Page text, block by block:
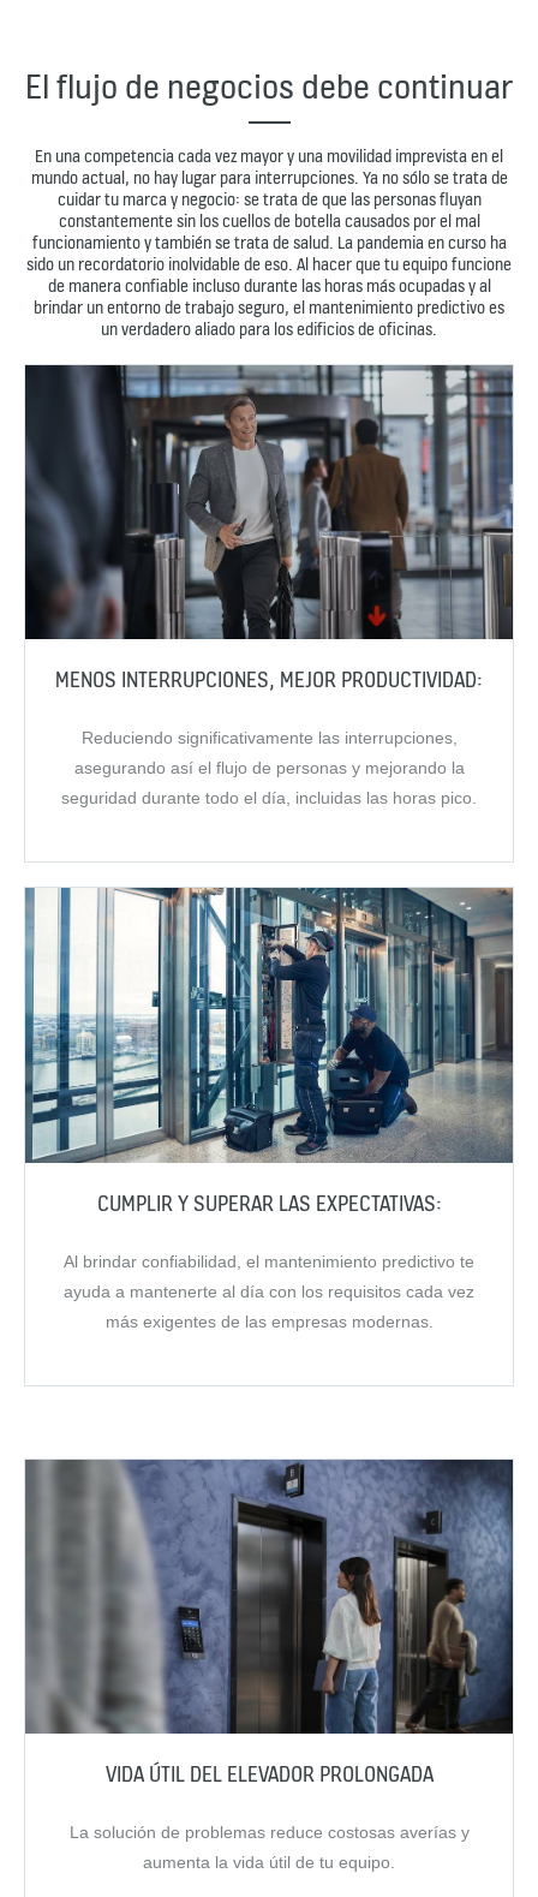
El flujo de negocios debe continuar
En una competencia cada vez mayor y una movilidad imprevista en el
mundo actual, no hay lugar para interrupciones. Ya no sólo se trata de
cuidar tu marca y negocio: se trata de que las personas fluyan
constantemente sin los cuellos de botella causados por el mal
funcionamiento y también se trata de salud. La pandemia en curso ha
sido un recordatorio inolvidable de eso. Al hacer que tu equipo funcione
de manera confiable incluso durante las horas más ocupadas y al
brindar un entorno de trabajo seguro, el mantenimiento predictivo es
un verdadero aliado para los edificios de oficinas.
MENOS INTERRUPCIONES, MEJOR PRODUCTIVIDAD:
Reduciendo significativamente las interrupciones,
asegurando así el flujo de personas y mejorando la
seguridad durante todo el día, incluidas las horas pico.
CUMPLIR Y SUPERAR LAS EXPECTATIVAS:
Al brindar confiabilidad, el mantenimiento predictivo te
ayuda a mantenerte al día con los requisitos cada vez
más exigentes de las empresas modernas.
VIDA ÚTIL DEL ELEVADOR PROLONGADA
La solución de problemas reduce costosas averías y
aumenta la vida útil de tu equipo.